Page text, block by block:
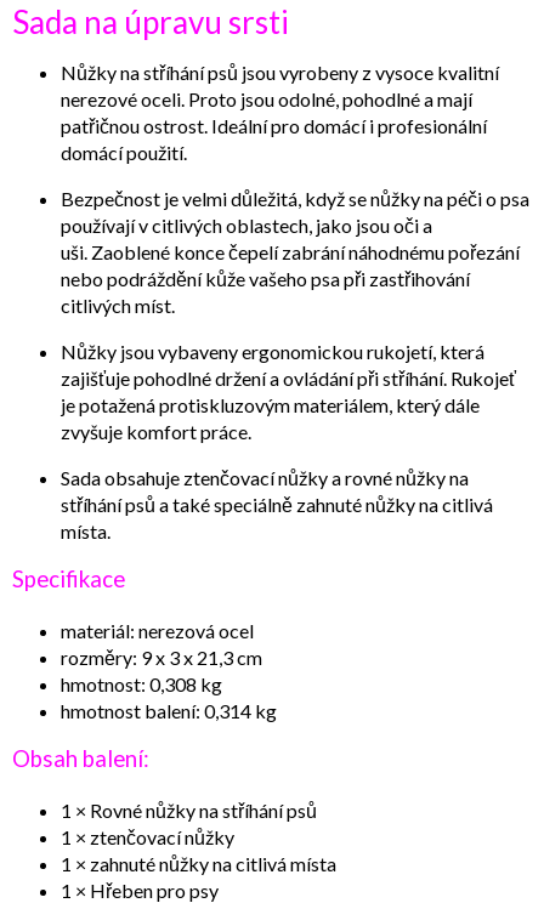
Sada na úpravu srsti
Nůžky na stříhání psů jsou vyrobeny z vysoce kvalitní
nerezové oceli. Proto jsou odolné, pohodlné a mají
patřičnou ostrost. Ideální pro domácí i profesionální
domácí použití.
Bezpečnost je velmi důležitá, když se nůžky na péči o psa
používají v citlivých oblastech, jako jsou oči a
uši. Zaoblené konce čepelí zabrání náhodnému pořezání
nebo podráždění kůže vašeho psa při zastřihování
citlivých míst.
Nůžky jsou vybaveny ergonomickou rukojetí, která
zajišťuje pohodlné držení a ovládání při stříhání. Rukojeť
je potažená protiskluzovým materiálem, který dále
zvyšuje komfort práce.
Sada obsahuje ztenčovací nůžky a rovné nůžky na
stříhání psů a také speciálně zahnuté nůžky na citlivá
místa.
Specifikace
materiál: nerezová ocel
rozměry: 9 x 3 x 21,3 cm
hmotnost: 0,308 kg
hmotnost balení: 0,314 kg
Obsah balení:
1 × Rovné nůžky na stříhání psů
1 × ztenčovací nůžky
1 × zahnuté nůžky na citlivá místa
1 × Hřeben pro psy